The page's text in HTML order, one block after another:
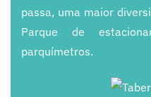
passa, uma maior
Parque de
parquímetros.